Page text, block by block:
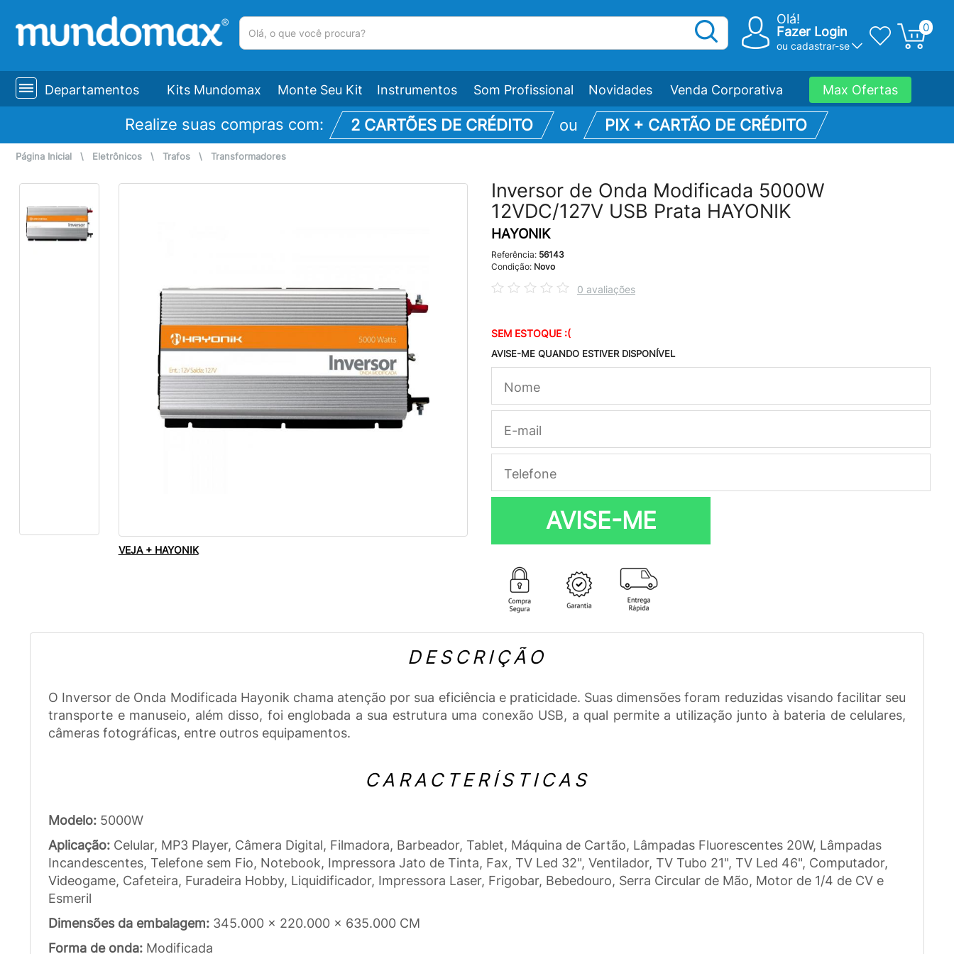
Olá!
Fazer Login
ou cadastrar-se
0
Departamentos Kits Mundomax Monte Seu Kit Instrumentos Som Profissional Novidades Venda Corporativa Max Ofertas
Realize suas compras com: 2 CARTÕES DE CRÉDITO ou PIX + CARTÃO DE CRÉDITO
Página Inicial \ Eletrônicos \ Trafos \ Transformadores
VEJA + HAYONIK
Inversor de Onda Modificada 5000W
12VDC/127V USB Prata HAYONIK
HAYONIK
Referência: 56143
Condição: Novo
0 avaliações
SEM ESTOQUE :(
AVISE-ME QUANDO ESTIVER DISPONÍVEL
AVISE-ME
DESCRIÇÃO
O Inversor de Onda Modificada Hayonik chama atenção por sua eficiência e praticidade. Suas dimensões foram reduzidas visando facilitar seu
transporte e manuseio, além disso, foi englobada a sua estrutura uma conexão USB, a qual permite a utilização junto à bateria de celulares,
câmeras fotográficas, entre outros equipamentos.
CARACTERÍSTICAS
Modelo: 5000W
Aplicação: Celular, MP3 Player, Câmera Digital, Filmadora, Barbeador, Tablet, Máquina de Cartão, Lâmpadas Fluorescentes 20W, Lâmpadas
Incandescentes, Telefone sem Fio, Notebook, Impressora Jato de Tinta, Fax, TV Led 32", Ventilador, TV Tubo 21", TV Led 46", Computador,
Videogame, Cafeteira, Furadeira Hobby, Liquidificador, Impressora Laser, Frigobar, Bebedouro, Serra Circular de Mão, Motor de 1/4 de CV e
Esmeril
Dimensões da embalagem: 345.000 x 220.000 x 635.000 CM
Forma de onda: Modificada